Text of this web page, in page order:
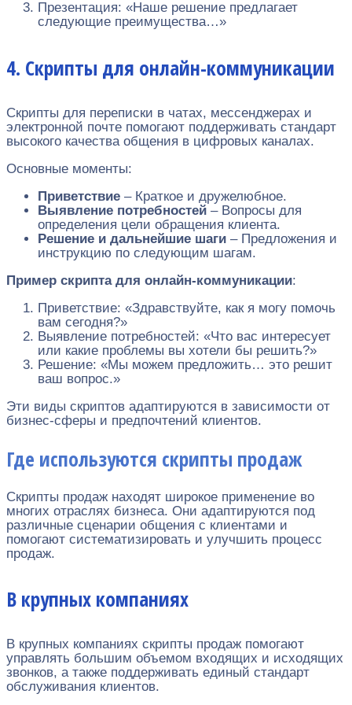
Презентация: «Наше решение предлагает
следующие преимущества…»
4. Скрипты для онлайн-коммуникации
Скрипты для переписки в чатах, мессенджерах и
электронной почте помогают поддерживать стандарт
высокого качества общения в цифровых каналах.
Основные моменты:
Приветствие – Краткое и дружелюбное.
Выявление потребностей – Вопросы для
определения цели обращения клиента.
Решение и дальнейшие шаги – Предложения и
инструкцию по следующим шагам.
Пример скрипта для онлайн-коммуникации:
Приветствие: «Здравствуйте, как я могу помочь
вам сегодня?»
Выявление потребностей: «Что вас интересует
или какие проблемы вы хотели бы решить?»
Решение: «Мы можем предложить… это решит
ваш вопрос.»
Эти виды скриптов адаптируются в зависимости от
бизнес-сферы и предпочтений клиентов.
Где используются скрипты продаж
Скрипты продаж находят широкое применение во
многих отраслях бизнеса. Они адаптируются под
различные сценарии общения с клиентами и
помогают систематизировать и улучшить процесс
продаж.
В крупных компаниях
В крупных компаниях скрипты продаж помогают
управлять большим объемом входящих и исходящих
звонков, а также поддерживать единый стандарт
обслуживания клиентов.